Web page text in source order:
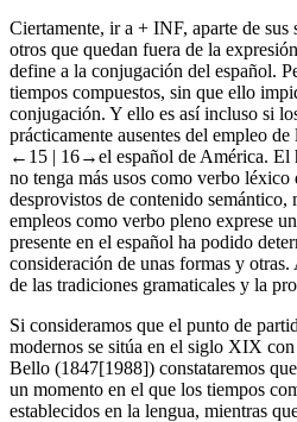
Ciertamente, ir a + INF, aparte de sus
otros que quedan fuera de la
define a la conjugación del español.
tiempos compuestos, sin que ello
conjugación. Y ello es así incluso si
prácticamente ausentes del empleo
←15 | 16→el español de América. El
no tenga más usos como verbo
desprovistos de contenido semántico,
empleos como verbo pleno exprese
presente en el español ha podido
consideración de unas formas y
de las tradiciones gramaticales y la
Si consideramos que el punto de
modernos se sitúa en el siglo XIX
Bello (1847[1988]) constataremos
un momento en el que los tiempos
establecidos en la lengua, mientras